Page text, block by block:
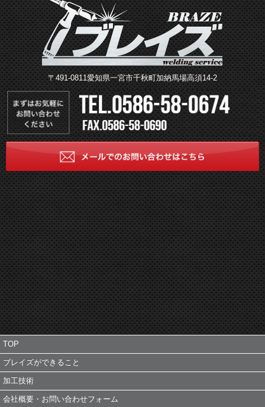
〒491-0811愛知県一宮市千秋町加納馬場高須14-2
TOP
ブレイズができること
加工技術
会社概要・お問い合わせフォーム